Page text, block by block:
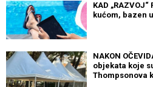
KAD
kućom, bazen
NAKON
objekata koje
Thompsonova